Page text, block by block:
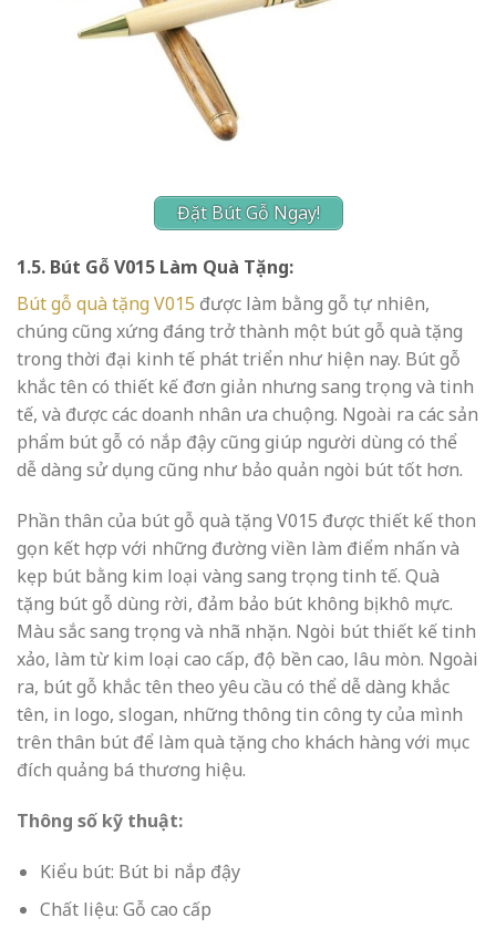
Đặt Bút Gỗ Ngay!
1.5. Bút Gỗ V015 Làm Quà Tặng:
Bút gỗ quà tặng V015 được làm bằng gỗ tự nhiên,
chúng cũng xứng đáng trở thành một bút gỗ quà tặng
trong thời đại kinh tế phát triển như hiện nay. Bút gỗ
khắc tên có thiết kế đơn giản nhưng sang trọng và tinh
tế, và được các doanh nhân ưa chuộng. Ngoài ra các sản
phẩm bút gỗ có nắp đậy cũng giúp người dùng có thể
dễ dàng sử dụng cũng như bảo quản ngòi bút tốt hơn.
Phần thân của bút gỗ quà tặng V015 được thiết kế thon
gọn kết hợp với những đường viền làm điểm nhấn và
kẹp bút bằng kim loại vàng sang trọng tinh tế. Quà
tặng bút gỗ dùng rời, đảm bảo bút không bị khô mực.
Màu sắc sang trọng và nhã nhặn. Ngòi bút thiết kế tinh
xảo, làm từ kim loại cao cấp, độ bền cao, lâu mòn. Ngoài
ra, bút gỗ khắc tên theo yêu cầu có thể dễ dàng khắc
tên, in logo, slogan, những thông tin công ty của mình
trên thân bút để làm quà tặng cho khách hàng với mục
đích quảng bá thương hiệu.
Thông số kỹ thuật:
Kiểu bút: Bút bi nắp đậy
Chất liệu: Gỗ cao cấp